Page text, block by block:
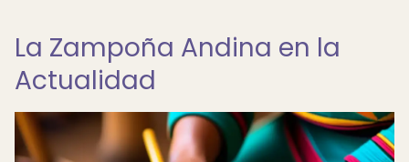
La Zampoña Andina en la
Actualidad